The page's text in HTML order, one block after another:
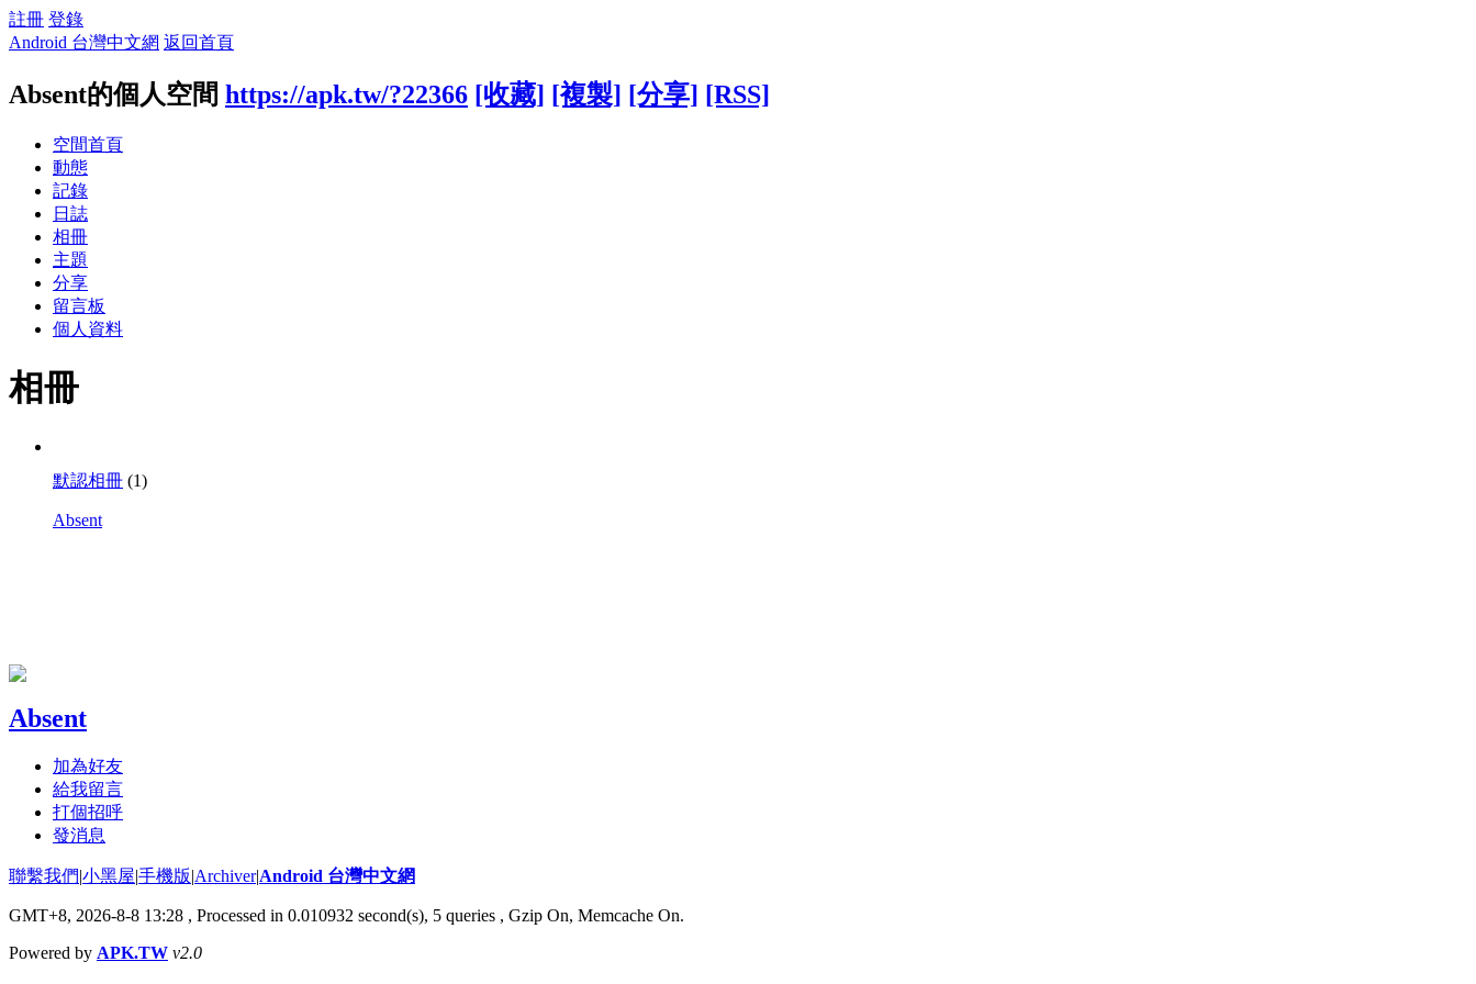
註冊 登錄
Android 台灣中文網 返回首頁
Absent的個人空間 https://apk.tw/?22366 [收藏] [複製] [分享] [RSS]
空間首頁
動態
記錄
日誌
相冊
主題
分享
留言板
個人資料
相冊
默認相冊 (1)
Absent
Absent
加為好友
給我留言
打個招呼
發消息
聯繫我們|小黑屋|手機版|Archiver|Android 台灣中文網
GMT+8, 2026-8-8 13:28 , Processed in 0.010932 second(s), 5 queries , Gzip On, Memcache On.
Powered by APK.TW v2.0